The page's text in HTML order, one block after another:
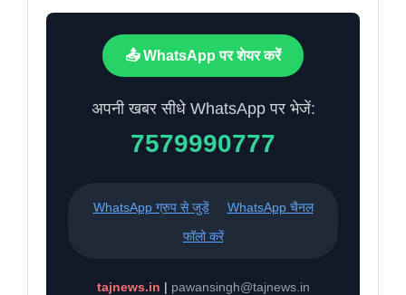
📤 WhatsApp पर शेयर करें
अपनी खबर सीधे WhatsApp पर भेजें:
7579990777
WhatsApp ग्रुप से जुड़ें
WhatsApp चैनल
फॉलो करें
tajnews.in | pawansingh@tajnews.in